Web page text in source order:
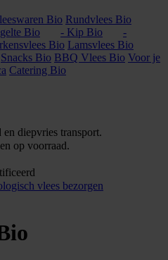
Bio Rundvlees Bio
Bio - Kip Bio
-
Bio Lamsvlees Bio
Snacks Bio BBQ Vlees Bio Voor je
Catering Bio
diepvries transport.
op voorraad.
vlees bezorgen